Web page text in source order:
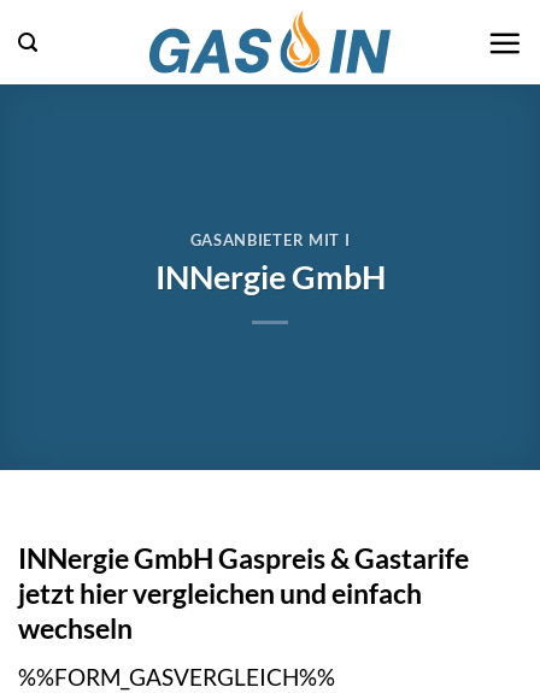
Inhalt
springen
GASANBIETER MIT I
INNergie GmbH
INNergie GmbH Gaspreis & Gastarife
jetzt hier vergleichen und einfach
wechseln
%%FORM_GASVERGLEICH%%